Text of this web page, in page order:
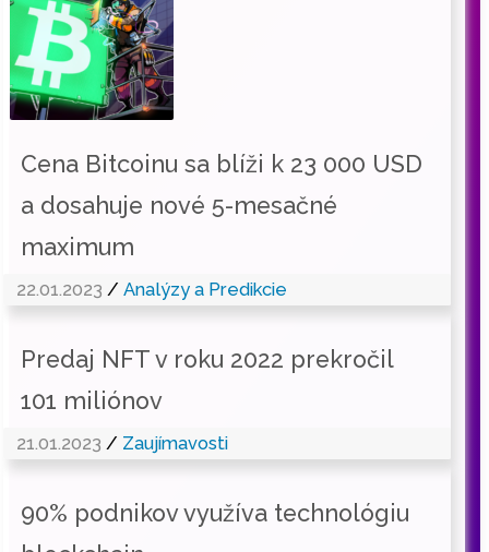
Cena Bitcoinu sa blíži k 23 000 USD
a dosahuje nové 5-mesačné
maximum
22.01.2023 / Analýzy a Predikcie
Predaj NFT v roku 2022 prekročil
101 miliónov
21.01.2023 / Zaujímavosti
90% podnikov využíva technológiu